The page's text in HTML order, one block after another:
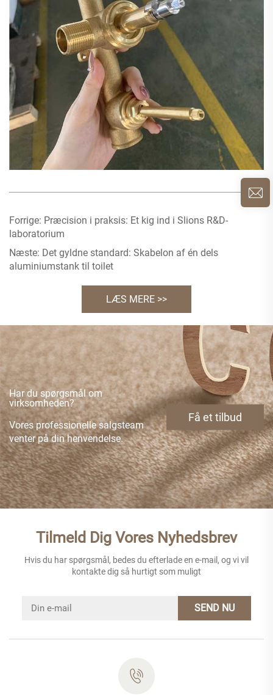
Forrige: Præcision i praksis: Et kig ind i Slions R&D-
laboratorium
Næste: Det gyldne standard: Skabelon af én dels
aluminiumstank til toilet
LÆS MERE >>
Har du spørgsmål om
virksomheden?
Vores professionelle salgsteam
venter på din henvendelse.
Få et tilbud
Tilmeld Dig Vores Nyhedsbrev
Hvis du har spørgsmål, bedes du efterlade en e-mail, og vi vil
kontakte dig så hurtigt som muligt
SEND NU